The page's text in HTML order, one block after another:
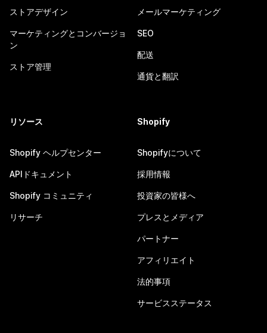
ストアデザイン
マーケティングとコンバージョ
ン
ストア管理
メールマーケティング
SEO
配送
通貨と翻訳
リソース
Shopify ヘルプセンター
APIドキュメント
Shopify コミュニティ
リサーチ
Shopify
Shopifyについて
採用情報
投資家の皆様へ
プレスとメディア
パートナー
アフィリエイト
法的事項
サービスステータス